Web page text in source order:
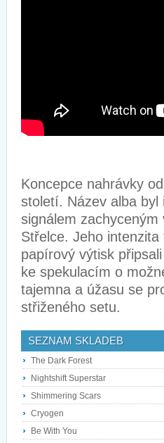
Koncepce nahrávky
století. Název alba byl
signálem
Střelce. Jeho
papírový výtisk
ke spekulacím o
tajemna a úžasu se
střiženého setu.
SEZNAM SKLADEB
The Dark Forest
Nightshift Superstar
Shimmering Scars
Cryogen
Be With You